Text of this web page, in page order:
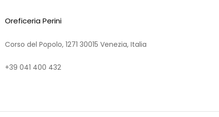
Oreficeria Perini
Corso del Popolo, 1271 30015 Venezia, Italia
+39 041 400 432